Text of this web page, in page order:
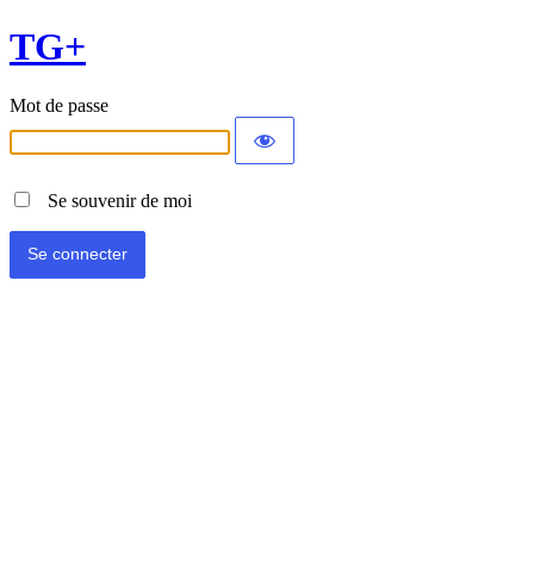
TG+
Mot de passe
Se souvenir de moi